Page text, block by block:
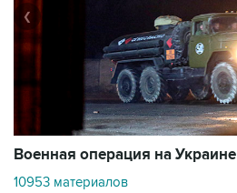
Военная операция на Украине
10953 материалов
❮